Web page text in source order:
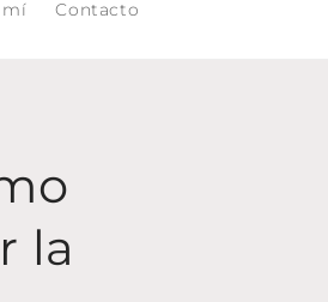
mí Contacto
la